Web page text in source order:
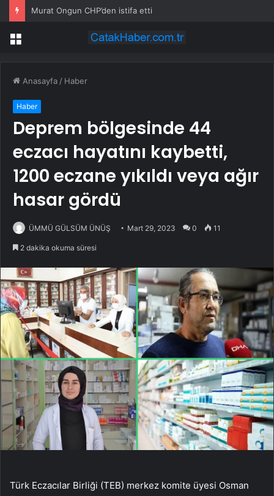
Murat Ongun CHP’den istifa etti
Menü
Anasayfa / Haber
Haber
Deprem bölgesinde 44
eczacı hayatını kaybetti,
1200 eczane yıkıldı veya ağır
hasar gördü
ÜMMÜ GÜLSÜM ÜNÜŞ Mart 29, 2023 0 11
2 dakika okuma süresi
Türk Eczacılar Birliği (TEB) merkez komite üyesi Osman